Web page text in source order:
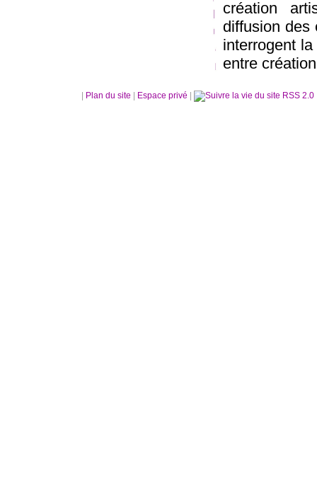
création
diffusion des
interrogent
entre
Plan du site Espace privé RSS 2.0